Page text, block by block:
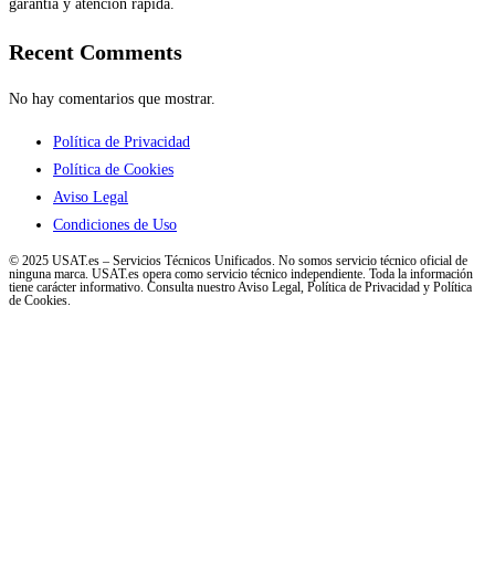
garantía y atención rápida.
Recent Comments
No hay comentarios que mostrar.
Política de Privacidad
Política de Cookies
Aviso Legal
Condiciones de Uso
© 2025 USAT.es – Servicios Técnicos Unificados. No somos servicio técnico oficial de
ninguna marca. USAT.es opera como servicio técnico independiente. Toda la información
tiene carácter informativo. Consulta nuestro Aviso Legal, Política de Privacidad y Política
de Cookies.